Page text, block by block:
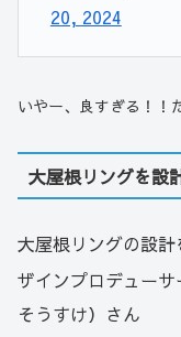
20, 2024
いやー、良すぎる！！
大屋根リングを設
大屋根リングの設
ザインプロデューサ
そうすけ）さん